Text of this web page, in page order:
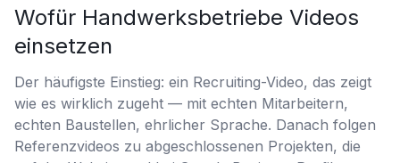
Wofür Handwerksbetriebe Videos
einsetzen
Der häufigste Einstieg: ein Recruiting-Video, das zeigt
wie es wirklich zugeht — mit echten Mitarbeitern,
echten Baustellen, ehrlicher Sprache. Danach folgen
Referenzvideos zu abgeschlossenen Projekten, die